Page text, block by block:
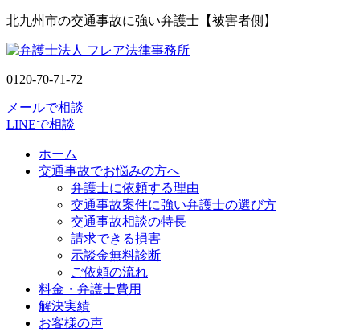
北九州市の交通事故に強い弁護士【被害者側】
0120-70-71-72
メールで相談
LINEで相談
ホーム
交通事故でお悩みの方へ
弁護士に依頼する理由
交通事故案件に強い弁護士の選び方
交通事故相談の特長
請求できる損害
示談金無料診断
ご依頼の流れ
料金・弁護士費用
解決実績
お客様の声